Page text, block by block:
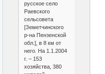
русское село
Раевского
сельсовета
[Земетчинского
р-на Пензенской
обл.], в 8 км от
него. На 1.1.2004
г. – 153
хозяйства, 380